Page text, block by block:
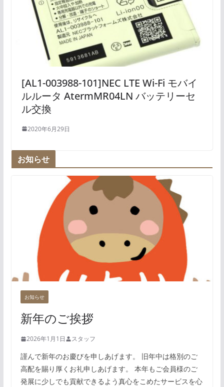
[AL1-003988-101]NEC LTE Wi-Fi モバイ
ルルータ AtermMR04LN バッテリーセ
ル交換
2020年6月29日
お知らせ
お知らせ
新年のご挨拶
2026年1月1日 スタッフ
謹んで新年のお慶びを申しあげます。 旧年中は格別のご
高配を賜り厚くお礼申しあげます。 本年もご会員様のご
発展に少しでも貢献できるよう真心をこめたサービスを心